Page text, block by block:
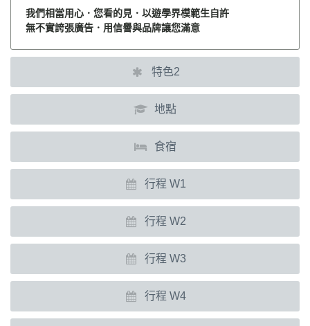
我們相當用心．您看的見．以遊學界模範生自許
無不實誇張廣告．用信譽與品牌讓您滿意
特色2
地點
食宿
行程 W1
行程 W2
行程 W3
行程 W4